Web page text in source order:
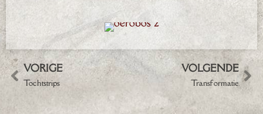
VORIGE
Tochtstrips
VOLGENDE
Transformatie